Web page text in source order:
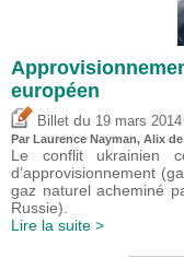
européen
Billet du 19 mars 2014
Par Laurence Nayman, Alix
Le conflit ukrainien
d’approvisionnement
gaz naturel acheminé
Russie).
Lire la suite >